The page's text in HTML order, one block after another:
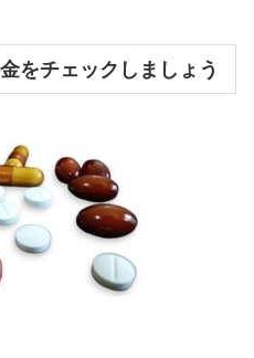
をチェックしましょう